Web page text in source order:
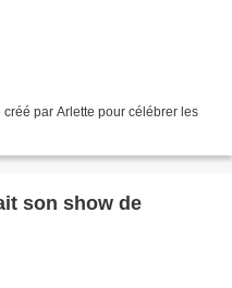
par Arlette pour célébrer les
son show de